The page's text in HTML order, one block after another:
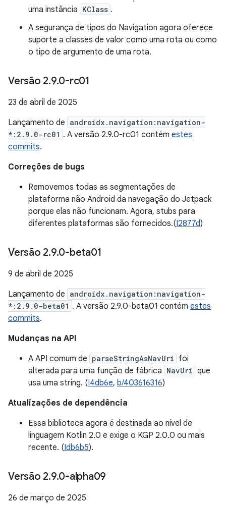
uma instância KClass .
A segurança de tipos do Navigation agora oferece
suporte a classes de valor como uma rota ou como
o tipo de argumento de uma rota.
Versão 2.9.0-rc01
23 de abril de 2025
Lançamento de androidx.navigation:navigation-
*:2.9.0-rc01 . A versão 2.9.0-rc01 contém estes
commits.
Correções de bugs
Removemos todas as segmentações de
plataforma não Android da navegação do Jetpack
porque elas não funcionam. Agora, stubs para
diferentes plataformas são fornecidos.(I2877d)
Versão 2.9.0-beta01
9 de abril de 2025
Lançamento de androidx.navigation:navigation-
*:2.9.0-beta01 . A versão 2.9.0-beta01 contém estes
commits.
Mudanças na API
A API comum de parseStringAsNavUri foi
alterada para uma função de fábrica NavUri que
usa uma string. (I4db6e, b/403616316)
Atualizações de dependência
Essa biblioteca agora é destinada ao nível de
linguagem Kotlin 2.0 e exige o KGP 2.0.0 ou mais
recente. (Idb6b5).
Versão 2.9.0-alpha09
26 de março de 2025